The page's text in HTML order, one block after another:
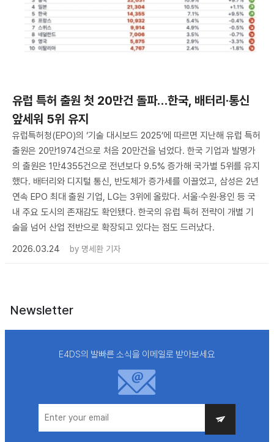
유럽 특허 출원 첫 20만건 돌파…한국, 배터리·통신
앞세워 5위 유지
유럽특허청(EPO)의 ‘기술 대시보드 2025’에 따르면 지난해 유럽 특허
출원은 20만1974건으로 처음 20만건을 넘었다. 한국 기업과 발명가
의 출원은 1만4355건으로 전년보다 9.5% 증가해 국가별 5위를 유지
했다. 배터리와 디지털 통신, 반도체가 증가세를 이끌었고, 삼성은 2년
연속 EPO 최대 출원 기업, LG는 3위에 올랐다. 서울·수원·용인 등 국
내 주요 도시의 존재감도 확인됐다. 한국의 유럽 특허 전략이 개별 기
술을 넘어 산업 전반으로 확장되고 있다는 점도 드러났다.
2026.03.24
by 명세환 기자
Newsletter
E4DS의 발빠른 소식을 이메일로 받아보세요